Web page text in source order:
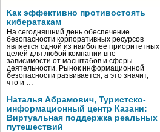
Как эффективно противостоять
кибератакам
На сегодняшний день обеспечение
безопасности корпоративных ресурсов
является одной из наиболее приоритетных
целей для любой компании вне
зависимости от масштабов и сферы
деятельности. Рынок информационной
безопасности развивается, а это значит,
что и …
Наталья Абрамович, Туристско-
информационный центр Казани:
Виртуальная поддержка реальных
путешествий